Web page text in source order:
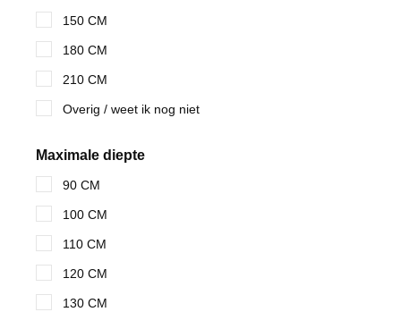
150 CM
180 CM
210 CM
Overig / weet ik nog niet
Maximale diepte
90 CM
100 CM
110 CM
120 CM
130 CM